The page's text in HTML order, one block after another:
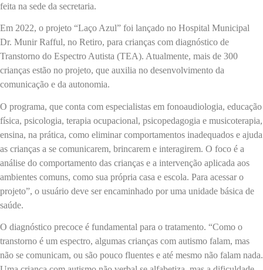
feita na sede da secretaria.
Em 2022, o projeto “Laço Azul” foi lançado no Hospital Municipal
Dr. Munir Rafful, no Retiro, para crianças com diagnóstico de
Transtorno do Espectro Autista (TEA). Atualmente, mais de 300
crianças estão no projeto, que auxilia no desenvolvimento da
comunicação e da autonomia.
O programa, que conta com especialistas em fonoaudiologia, educação
física, psicologia, terapia ocupacional, psicopedagogia e musicoterapia,
ensina, na prática, como eliminar comportamentos inadequados e ajuda
as crianças a se comunicarem, brincarem e interagirem. O foco é a
análise do comportamento das crianças e a intervenção aplicada aos
ambientes comuns, como sua própria casa e escola. Para acessar o
projeto”, o usuário deve ser encaminhado por uma unidade básica de
saúde.
O diagnóstico precoce é fundamental para o tratamento. “Como o
transtorno é um espectro, algumas crianças com autismo falam, mas
não se comunicam, ou são pouco fluentes e até mesmo não falam nada.